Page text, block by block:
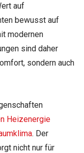
auf
bewusst auf
modernen
sind daher
sondern auch
Heizenergie
. Der
nicht nur für